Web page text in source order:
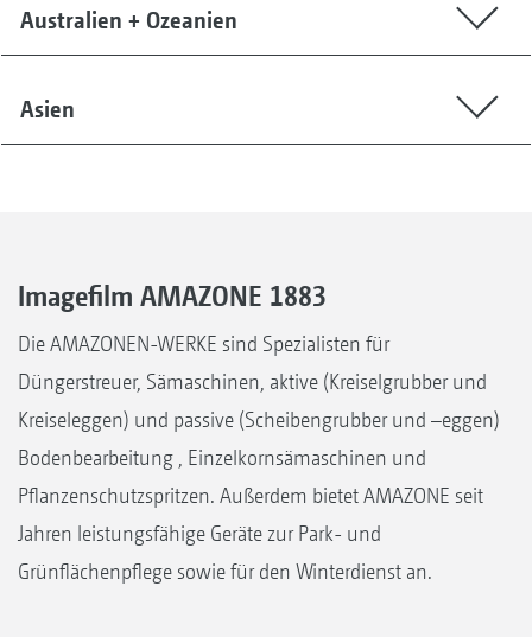
Australien + Ozeanien
Asien
Imagefilm AMAZONE 1883
Die AMAZONEN-WERKE sind Spezialisten für
Düngerstreuer, Sämaschinen, aktive (Kreiselgrubber und
Kreiseleggen) und passive (Scheibengrubber und –eggen)
Bodenbearbeitung , Einzelkornsämaschinen und
Pflanzenschutzspritzen. Außerdem bietet AMAZONE seit
Jahren leistungsfähige Geräte zur Park- und
Grünflächenpflege sowie für den Winterdienst an.